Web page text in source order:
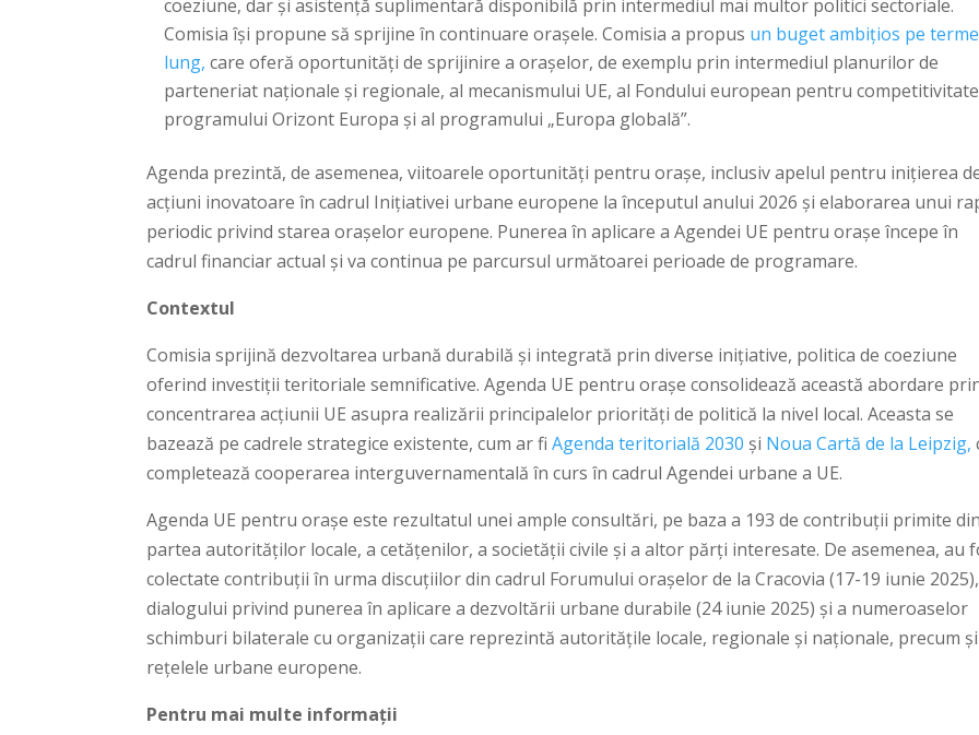
coeziune, dar și asistență suplimentară disponibilă prin intermediul mai multor politici sectoriale.
Comisia își propune să sprijine în continuare orașele.Comisia a propus un buget ambițios pe
lung, care oferă oportunități de sprijinire a orașelor, de exemplu prin intermediul planurilor de
parteneriat naționale și regionale, al mecanismului UE, al Fondului european pentru
programului Orizont Europa și al programului „Europa globală”.
Agenda prezintă, de asemenea, viitoarele oportunități pentru orașe, inclusiv apelul pentru inițierea
acțiuni inovatoare în cadrul Inițiativei urbane europene la începutul anului 2026 și elaborarea unui
periodic privind starea orașelor europene. Punerea în aplicare a Agendei UE pentru orașe începe în
cadrul financiar actual și va continua pe parcursul următoarei perioade de programare.
Contextul
Comisia sprijină dezvoltarea urbană durabilă și integrată prin diverse inițiative, politica de coeziune
oferind investiții teritoriale semnificative. Agenda UE pentru orașe consolidează această abordare
concentrarea acțiunii UE asupra realizării principalelor priorități de politică la nivel local. Aceasta se
bazează pe cadrele strategice existente, cum ar fiAgenda teritorială 2030 și Noua Cartă de la Leipzig,
completează cooperarea interguvernamentală în curs în cadrul Agendei urbane a UE.
Agenda UE pentru orașe este rezultatul unei ample consultări, pe baza a 193 de contribuții primite din
partea autorităților locale, a cetățenilor, a societății civile și a altor părți interesate. De asemenea, au
colectate contribuții în urma discuțiilor din cadrul Forumului orașelor de la Cracovia (17-19 iunie
dialogului privind punerea în aplicare a dezvoltării urbane durabile (24 iunie 2025) și a numeroaselor
schimburi bilaterale cu organizații care reprezintă autoritățile locale, regionale și naționale, precum și
rețelele urbane europene.
Pentru mai multe informații